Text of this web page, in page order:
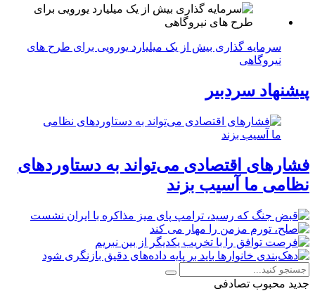
سرمایه گذاری بیش از یک میلیارد یورویی برای طرح های
نیروگاهی
پیشنهاد سردبیر
فشارهای اقتصادی می‌تواند به دستاوردهای
نظامی ما آسیب بزند
جدید محبوب تصادفی